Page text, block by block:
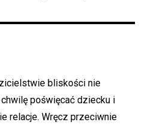
bliskości nie
poświęcać dziecku i
relacje. Wręcz przeciwnie